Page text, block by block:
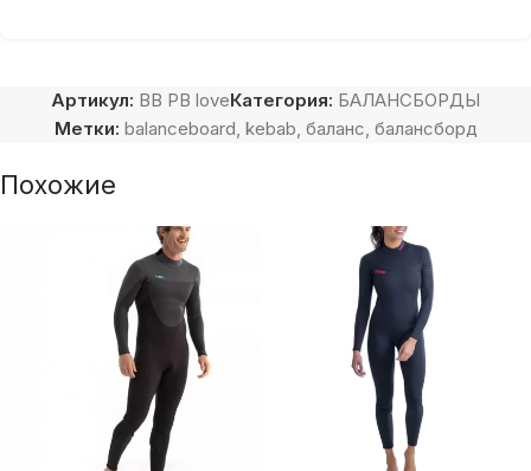
Артикул: BB PB loveКатегория: БАЛАНСБОРДЫ
Метки: balanceboard, kebab, баланс, балансборд
Похожие